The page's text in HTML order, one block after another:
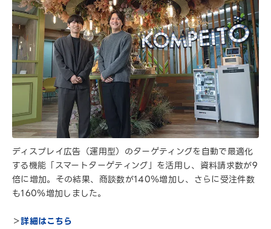
ディスプレイ広告（運用型）のターゲティングを自動で最適化
する機能「スマートターゲティング」を活用し、資料請求数が9
倍に増加。その結果、商談数が140％増加し、さらに受注件数
も160％増加しました。
＞詳細はこちら